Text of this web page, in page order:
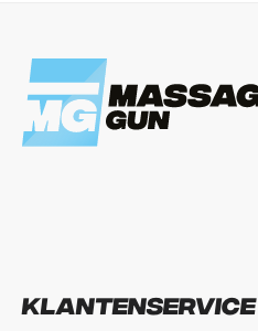
Klantenservice